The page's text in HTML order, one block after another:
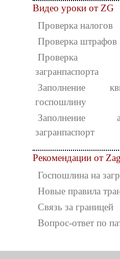
Видео уроки от ZG
Проверка налогов
Проверка
Проверка
загранпаспорта
Заполнение
госпошлину
Заполнение
загранпаспорт
Рекомендации от
Госпошлина на
Новые правила
Связь за границей
Вопрос-ответ по